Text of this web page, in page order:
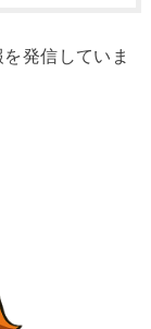
発信していま